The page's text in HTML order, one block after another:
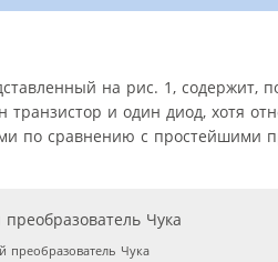
на рис. 1, содержит,
транзистор и один диод, хотя
по сравнению с простейшими
преобразователь Чука